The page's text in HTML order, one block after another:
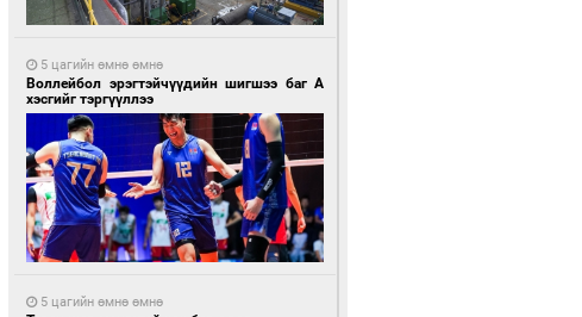
5 цагийн өмнө өмнө
Воллейбол эрэгтэйчүүдийн шигшээ баг А
хэсгийг тэргүүллээ
5 цагийн өмнө өмнө